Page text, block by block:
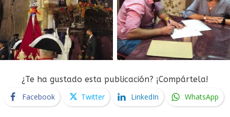
¿Te ha gustado esta publicación? ¡Compártela!
Facebook
Twitter LinkedIn WhatsApp